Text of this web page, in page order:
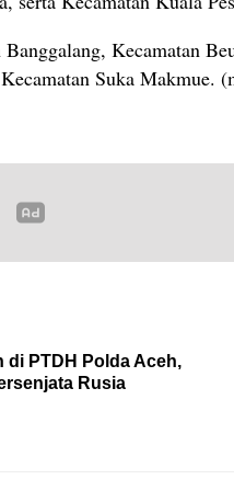
Kecamatan
Suka Makmue.
di PTDH Polda Aceh,
Rusia